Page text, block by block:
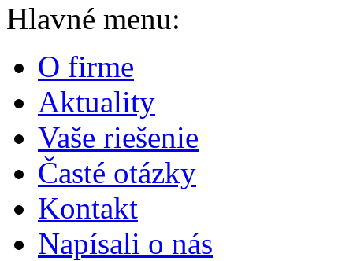
Hlavné menu:
O firme
Aktuality
Vaše riešenie
Časté otázky
Kontakt
Napísali o nás